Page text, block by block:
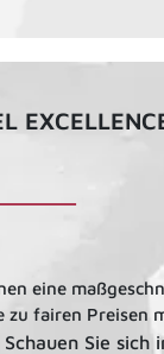
eine
zu fairen Preisen
Schauen Sie sich